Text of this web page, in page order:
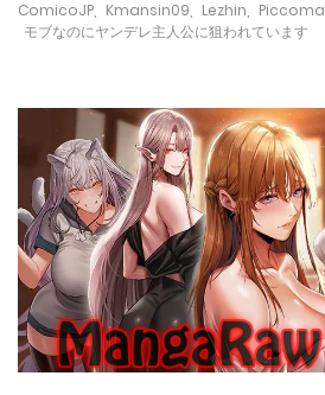
December 26, 2023
December 26, 2023
ComicoJP Kmansin09 Lezhin Piccoma
モブなのにヤンデレ主人公に狙われています